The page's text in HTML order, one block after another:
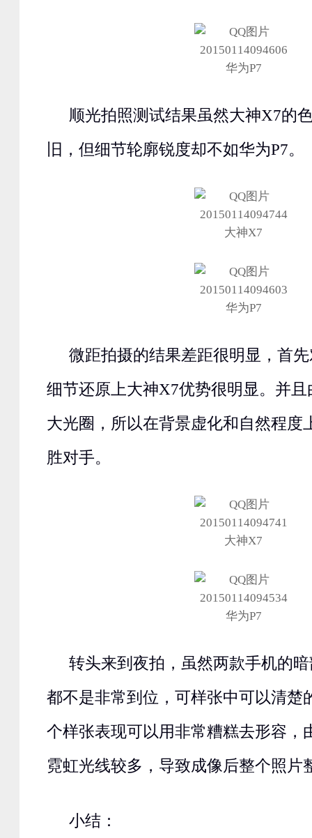
华为P7
顺光拍照测试结果虽然大神X7的
旧，但细节轮廓锐度却不如华为P7。
大神X7
华为P7
微距拍摄的结果差距很明显，首
细节还原上大神X7优势很明显。并
大光圈，所以在背景虚化和自然程度
胜对手。
大神X7
华为P7
转头来到夜拍，虽然两款手机的
都不是非常到位，可样张中可以清楚
个样张表现可以用非常糟糕去形容，
霓虹光线较多，导致成像后整个照片
小结：